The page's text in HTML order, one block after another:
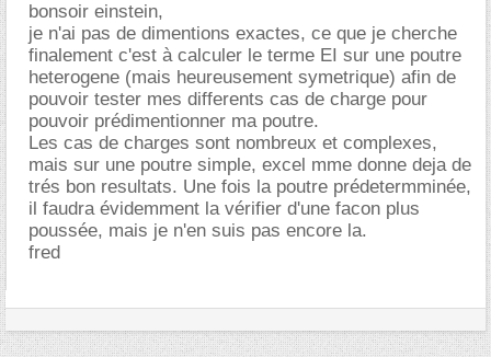
bonsoir einstein,
je n'ai pas de dimentions exactes, ce que je cherche
finalement c'est à calculer le terme EI sur une poutre
heterogene (mais heureusement symetrique) afin de
pouvoir tester mes differents cas de charge pour
pouvoir prédimentionner ma poutre.
Les cas de charges sont nombreux et complexes,
mais sur une poutre simple, excel mme donne deja de
trés bon resultats. Une fois la poutre prédetermminée,
il faudra évidemment la vérifier d'une facon plus
poussée, mais je n'en suis pas encore la.
fred